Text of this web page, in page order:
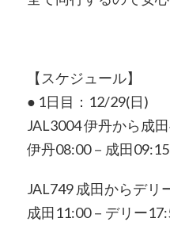
【スケジュール】
● 1日目：12/29(日)
JAL3004 伊丹から成
伊丹08:00－成田09:15
JAL749 成田からデリ
成田11:00－デリー